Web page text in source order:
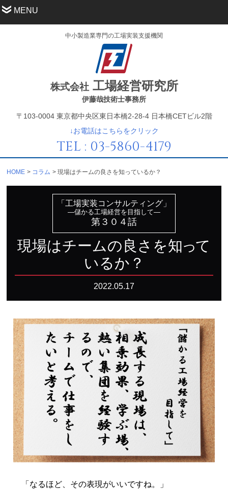
MENU
中小製造業専門の工場実装支援機関
株式会社工場経営研究所
伊藤哉技術士事務所
〒103-0004 東京都中央区東日本橋2-28-4 日本橋CETビル2階
↓お電話はこちらをクリック
TEL : 03-5860-4179
HOME コラム 現場はチームの良さを知っているか？
「工場実装コンサルティング」
—儲かる工場経営を目指して—
第３０４話
現場はチームの良さを知って
いるか？
2022.05.17
「なるほど、その表現がいいですね。」